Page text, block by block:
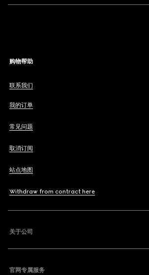
购物帮助
联系我们
我的订单
常见问题
取消订阅
站点地图
Withdraw from contract here
关于公司
官网专属服务